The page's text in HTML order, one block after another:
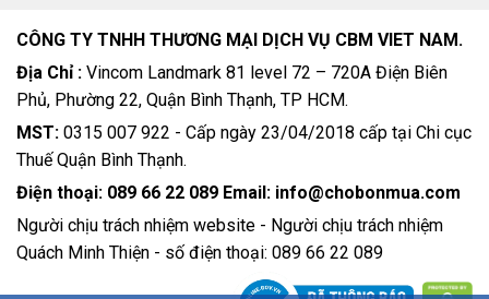
CÔNG TY TNHH THƯƠNG MẠI DỊCH VỤ CBM VIET NAM.
Địa Chỉ : Vincom Landmark 81 level 72 – 720A Điện Biên
Phủ, Phường 22, Quận Bình Thạnh, TP HCM.
MST: 0315 007 922 - Cấp ngày 23/04/2018 cấp tại Chi cục
Thuế Quận Bình Thạnh.
Điện thoại: 089 66 22 089 Email: info@chobonmua.com
Người chịu trách nhiệm website - Người chịu trách nhiệm
Quách Minh Thiện - số điện thoại: 089 66 22 089